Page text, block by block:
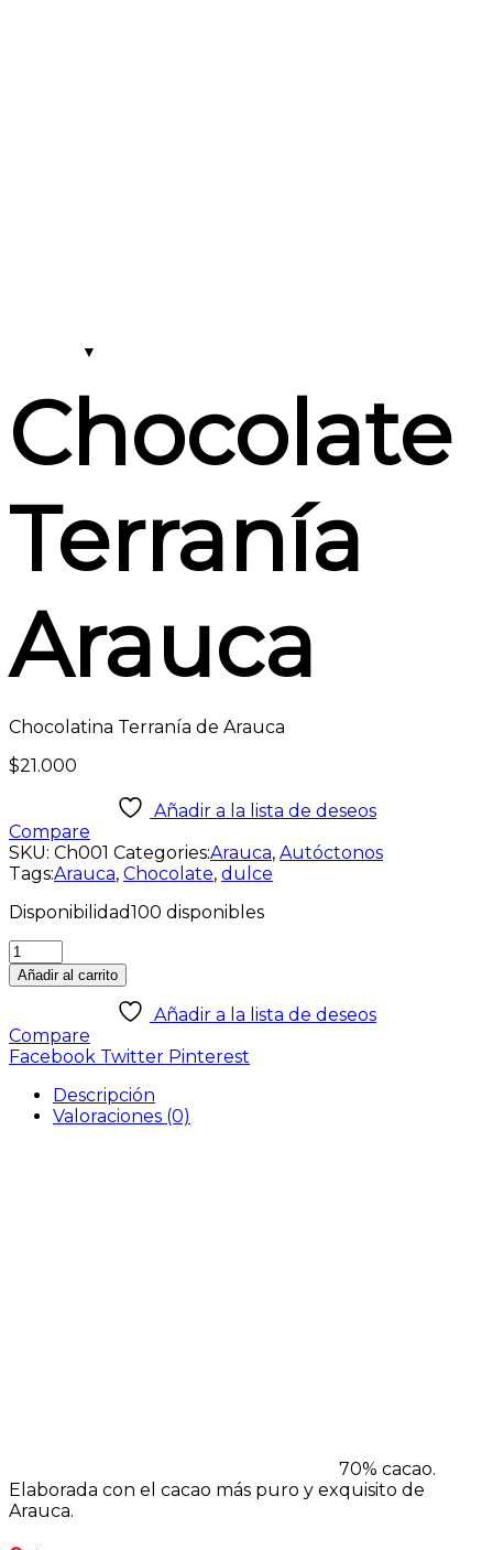
Chocolate
Terranía
Arauca
Chocolatina Terranía de Arauca
$21.000
Añadir a la lista de deseos
Compare
SKU: Ch001 Categories:Arauca, Autóctonos
Tags:Arauca, Chocolate, dulce
Disponibilidad100 disponibles
Añadir al carrito
Añadir a la lista de deseos
Compare
Facebook Twitter Pinterest
Descripción
Valoraciones (0)
70% cacao.
Elaborada con el cacao más puro y exquisito de
Arauca.